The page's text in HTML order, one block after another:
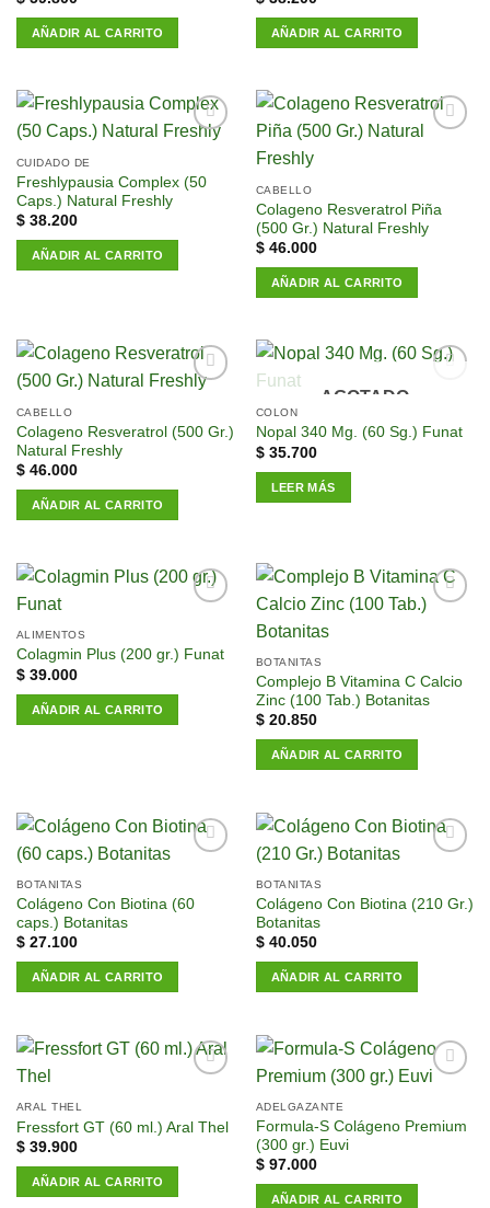
AÑADIR AL CARRITO AÑADIR AL CARRITO
lista de
deseos
CUIDADO DE
Freshlypausia Complex (50
Caps.) Natural Freshly
$38.200
AÑADIR AL CARRITO
CABELLO
Colageno Resveratrol Piña
(500 Gr.) Natural Freshly
$46.000
AÑADIR AL CARRITO
lista de
deseos
CABELLO
Colageno Resveratrol (500 Gr.)
Natural Freshly
$46.000
AÑADIR AL CARRITO
lista de
deseos
AGOTADO
COLON
Nopal 340 Mg. (60 Sg.) Funat
$35.700
LEER MÁS
lista de
deseos
ALIMENTOS
Colagmin Plus (200 gr.) Funat
$39.000
AÑADIR AL CARRITO
Añadir
BOTANITAS
Complejo B Vitamina C Calcio
Zinc (100 Tab.) Botanitas
$20.850
AÑADIR AL CARRITO
lista de
deseos
BOTANITAS
Colágeno Con Biotina (60
caps.) Botanitas
$27.100
AÑADIR AL CARRITO
lista de
deseos
BOTANITAS
Colágeno Con Biotina (210 Gr.)
Botanitas
$40.050
AÑADIR AL CARRITO
lista de
deseos
ARAL THEL
Fressfort GT (60 ml.) Aral Thel
$39.900
AÑADIR AL CARRITO
lista de
ADELGAZANTE
Formula-S Colágeno Premium
(300 gr.) Euvi
$97.000
AÑADIR AL CARRITO